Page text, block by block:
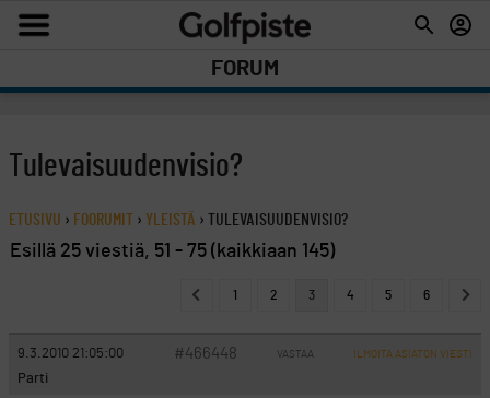
FORUM
Tulevaisuudenvisio?
ETUSIVU › FOORUMIT › YLEISTÄ › TULEVAISUUDENVISIO?
Esillä 25 viestiä, 51 - 75 (kaikkiaan 145)
1 2 3 4 5 6
9.3.2010 21:05:00 #466448 VASTAA ILMOITA ASIATON VIESTI
Parti